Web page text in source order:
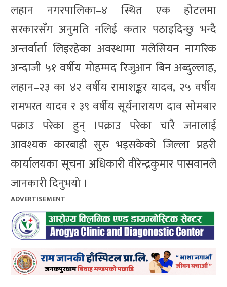
लहान नगरपालिका–४ स्थित एक होटलमा
सरकारसँग अनुमति नलिई कतार पठाइदिन्छु भन्दै
अन्तर्वार्ता लिइरहेका अवस्थामा मलेसियन नागरिक
अन्दाजी ५१ वर्षीय मोहम्मद रिजुआन बिन अब्दुल्लाह,
लहान–२३ का ४२ वर्षीय रामाशङ्कर यादव, २५ वर्षीय
रामभरत यादव र ३९ वर्षीय सूर्यनारायण दाव सोमबार
पक्राउ परेका हुन् ।पक्राउ परेका चारै जनालाई
आवश्यक कारबाही सुरु भइसकेको जिल्ला प्रहरी
कार्यालयका सूचना अधिकारी वीरेन्द्रकुमार पासवानले
जानकारी दिनुभयो ।
ADVERTISEMENT